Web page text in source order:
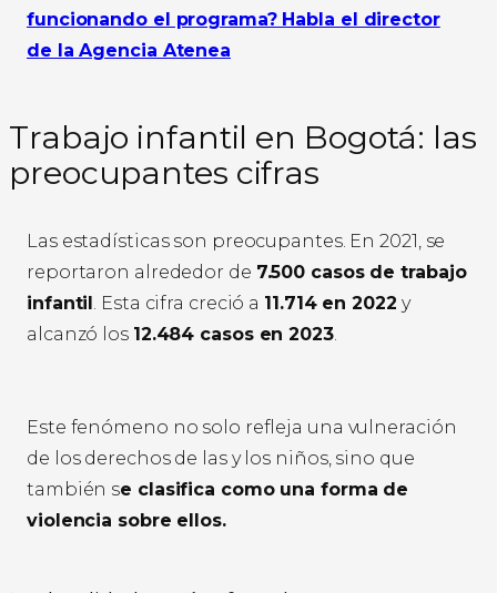
funcionando el programa? Habla el director
de la Agencia Atenea
Trabajo infantil en Bogotá: las
preocupantes cifras
Las estadísticas son preocupantes. En 2021, se
reportaron alrededor de 7.500 casos de trabajo
infantil. Esta cifra creció a 11.714 en 2022 y
alcanzó los 12.484 casos en 2023.
Este fenómeno no solo refleja una vulneración
de los derechos de las y los niños, sino que
también se clasifica como una forma de
violencia sobre ellos.